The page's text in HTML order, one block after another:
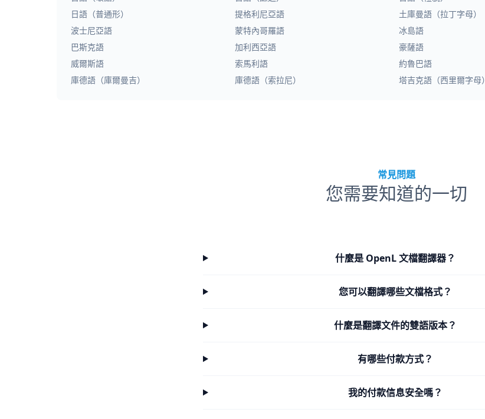
日語（普通形）
提格利尼亞語 土庫曼語（拉丁字母）
波士尼亞語
蒙特內哥羅語 冰島語
巴斯克語
加利西亞語 豪薩語
威爾斯語
索馬利語 約魯巴語
庫德語（庫爾曼吉）
庫德語（索拉尼） 塔吉克語（西里爾字母）
常見問題
您需要知道的一切
什麼是 OpenL 文檔翻譯器？
您可以翻譯哪些文檔格式？
什麼是翻譯文件的雙語版本？
有哪些付款方式？
我的付款信息安全嗎？